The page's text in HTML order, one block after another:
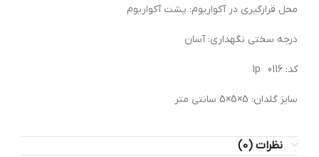
محل قرارگیری در آکواریوم: پشت آکواریوم
درجه سختی نگهداری: آسان
کد: 0116 1p
سایز گلدان: 5×5×5 سانتی متر
نظرات (0)